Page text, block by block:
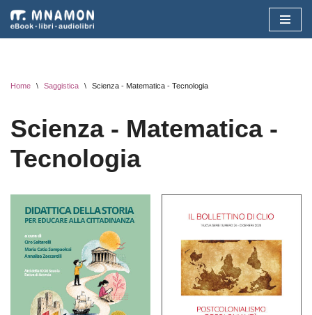
Vai
Home \ Saggistica \ Scienza - Matematica - Tecnologia
Scienza - Matematica -
Tecnologia